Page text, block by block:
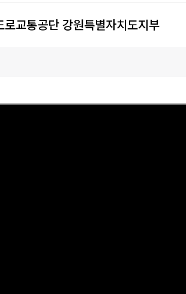
교통공단 강원특별자치도지부